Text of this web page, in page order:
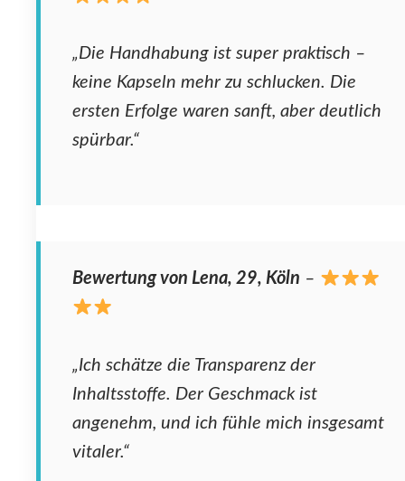
„Die Handhabung ist super praktisch –
keine Kapseln mehr zu schlucken. Die
ersten Erfolge waren sanft, aber deutlich
spürbar.“
Bewertung von Lena, 29, Köln –
„Ich schätze die Transparenz der
Inhaltsstoffe. Der Geschmack ist
angenehm, und ich fühle mich insgesamt
vitaler.“